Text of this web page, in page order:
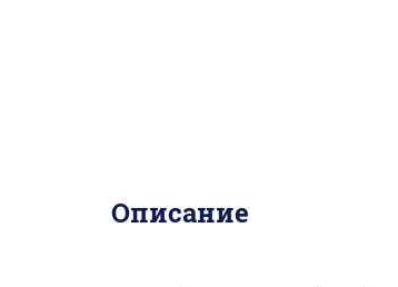
Описание